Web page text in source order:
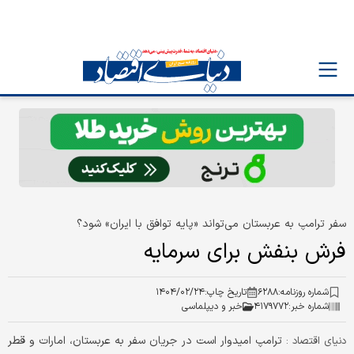
سفر ترامپ به عربستان می‌تواند «پایه توافق با ایران» شود؟
فرش بنفش برای سرمایه
شماره روزنامه:۶۲۸۸ تاریخ چاپ:۱۴۰۴/۰۲/۲۴
شماره خبر:۴۱۷۹۷۷۲ خبر و دیپلماسی
دنیای اقتصاد :ترامپ امیدوار است در جریان سفر به عربستان، امارات و قطر